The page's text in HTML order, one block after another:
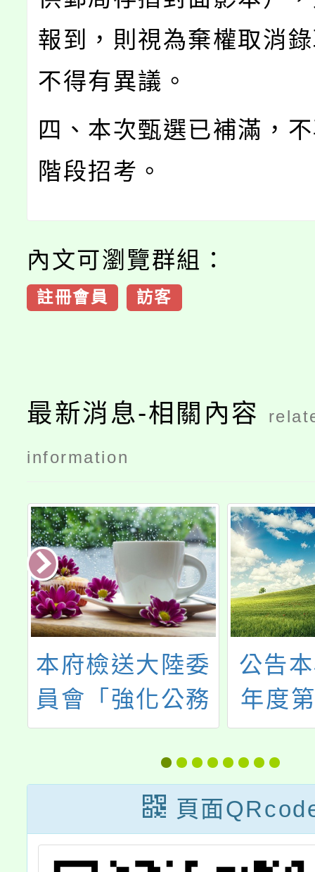
報到，則視為棄權取消
不得有異議。
四、本次甄選已補滿，
階段招考。
內文可瀏覽群組：
註冊會員 訪客
最新消息-相關內容
information
公告本校115學
年度第1學期第
11次代理(課)教
師甄選結果暨第
12招公告(尚有
缺額)
轉知
敘部
日部
令
頁面